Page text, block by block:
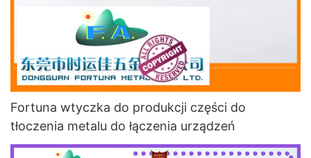
Fortuna wtyczka do produkcji części do
tłoczenia metalu do łączenia urządzeń